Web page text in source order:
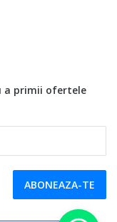
a primii ofertele
ABONEAZA-TE